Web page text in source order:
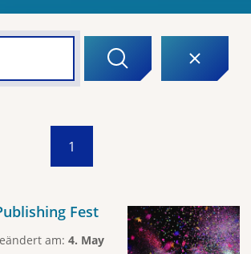
1
Fest
am: 4. May